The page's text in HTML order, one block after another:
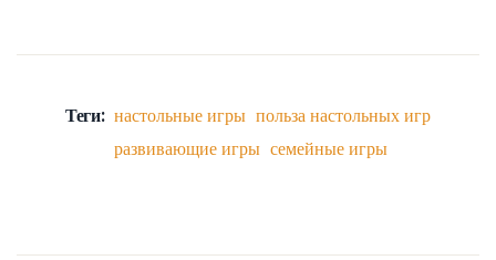
Теги: настольные игры польза настольных игр
развивающие игры семейные игры